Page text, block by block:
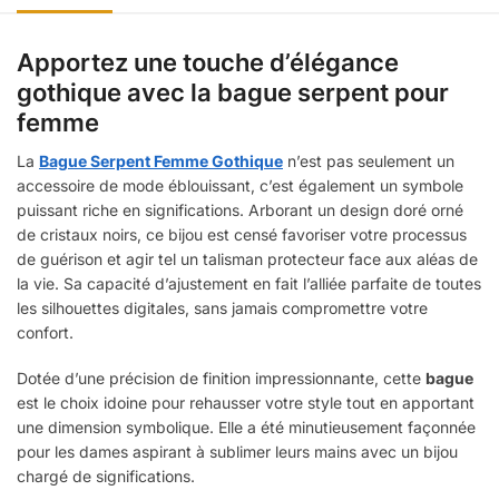
Apportez une touche d’élégance
gothique avec la bague serpent pour
femme
La Bague Serpent Femme Gothique n’est pas seulement un
accessoire de mode éblouissant, c’est également un symbole
puissant riche en significations. Arborant un design doré orné
de cristaux noirs, ce bijou est censé favoriser votre processus
de guérison et agir tel un talisman protecteur face aux aléas de
la vie. Sa capacité d’ajustement en fait l’alliée parfaite de toutes
les silhouettes digitales, sans jamais compromettre votre
confort.
Dotée d’une précision de finition impressionnante, cette bague
est le choix idoine pour rehausser votre style tout en apportant
une dimension symbolique. Elle a été minutieusement façonnée
pour les dames aspirant à sublimer leurs mains avec un bijou
chargé de significations.